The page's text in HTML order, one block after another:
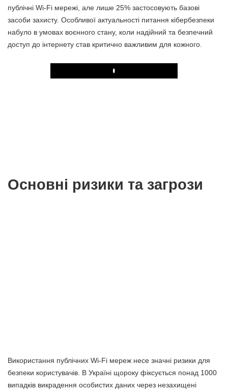
публічні Wi-Fi мережі, але лише 25% застосовують базові
засоби захисту. Особливої актуальності питання кібербезпеки
набуло в умовах воєнного стану, коли надійний та безпечний
доступ до інтернету став критично важливим для кожного.
Play
Основні ризики та загрози
Використання публічних Wi-Fi мереж несе значні ризики для
безпеки користувачів. В Україні щороку фіксується понад 1000
випадків викрадення особистих даних через незахищені